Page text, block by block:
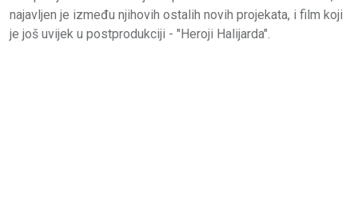
najavljen je između njihovih ostalih novih projekata, i film koji
je još uvijek u postprodukciji - "Heroji Halijarda".